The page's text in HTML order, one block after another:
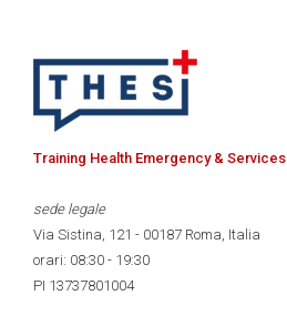
Training Health Emergency & Services
sede legale
Via Sistina, 121 - 00187 Roma, Italia
orari: 08:30 - 19:30
PI 13737801004